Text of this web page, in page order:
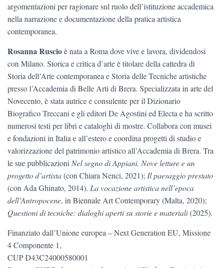
argomentazioni per ragionare sul ruolo dell’istituzione accademica
nella narrazione e documentazione della pratica artistica
contemporanea.
Rosanna Ruscioè nata a Roma dove vive e lavora, dividendosi
con Milano. Storica e critica d’arte è titolare della cattedra di
Storia dell’Arte contemporanea e Storia delle Tecniche artistiche
presso l’Accademia di Belle Arti di Brera. Specializzata in arte del
Novecento, è stata autrice e consulente per il Dizionario
Biografico Treccani e gli editori De Agostini ed Electa e ha scritto
numerosi testi per libri e cataloghi di mostre. Collabora con musei
e fondazioni in Italia e all’estero e coordina progetti di studio e
valorizzazione del patrimonio artistico all’Accademia di Brera. Tra
le sue pubblicazioni Nel segno di Appiani. Nove letture e un
progetto d’artista(con Chiara Nenci, 2021); Il paesaggio prestato
(con Ada Ghinato, 2014). La vocazione artistica nell’epoca
dell’Antropocene, in Biennale Art Contemporary (Malta, 2020);
Questioni di tecniche: dialoghi aperti su storie e materiali(2025).
Finanziato dall’Unione europea – Next Generation EU, Missione
4 Componente 1,
CUP D43C24000580001